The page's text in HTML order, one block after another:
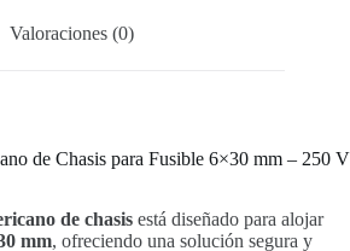
Valoraciones (0)
de Chasis para Fusible 6×30 mm – 250 V
de chasis está diseñado para alojar
mm, ofreciendo una solución segura y